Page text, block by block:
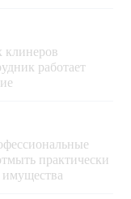
клинеров
работает
практически
имущества